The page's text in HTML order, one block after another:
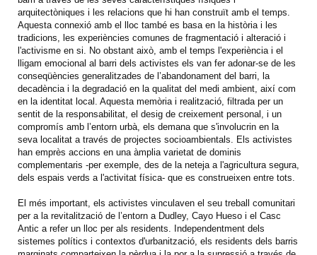
arquitectòniques i les relacions que hi han construït amb el temps.
Aquesta connexió amb el lloc també es basa en la història i les
tradicions, les experiències comunes de fragmentació i alteració i
l'activisme en si. No obstant això, amb el temps l'experiència i el
lligam emocional al barri dels activistes els van fer adonar-se de les
conseqüències generalitzades de l’abandonament del barri, la
decadència i la degradació en la qualitat del medi ambient, així com
en la identitat local. Aquesta memòria i realització, filtrada per un
sentit de la responsabilitat, el desig de creixement personal, i un
compromís amb l’entorn urbà, els demana que s'involucrin en la
seva localitat a través de projectes socioambientals. Els activistes
han emprès accions en una àmplia varietat de dominis
complementaris -per exemple, des de la neteja a l'agricultura segura,
dels espais verds a l'activitat física- que es construeixen entre tots.
El més important, els activistes vinculaven el seu treball comunitari
per a la revitalització de l’entorn a Dudley, Cayo Hueso i el Casc
Antic a refer un lloc per als residents. Independentment dels
sistemes polítics i contextos d'urbanització, els residents dels barris